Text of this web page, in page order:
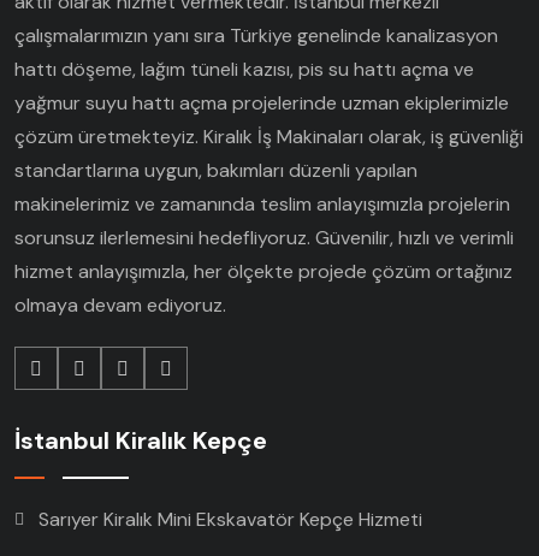
çalışmalarımızın yanı sıra Türkiye genelinde kanalizasyon
hattı döşeme, lağım tüneli kazısı, pis su hattı açma ve
yağmur suyu hattı açma projelerinde uzman ekiplerimizle
çözüm üretmekteyiz. Kiralık İş Makinaları olarak, iş güvenliği
standartlarına uygun, bakımları düzenli yapılan
makinelerimiz ve zamanında teslim anlayışımızla projelerin
sorunsuz ilerlemesini hedefliyoruz. Güvenilir, hızlı ve verimli
hizmet anlayışımızla, her ölçekte projede çözüm ortağınız
olmaya devam ediyoruz.
İstanbul Kiralık Kepçe
Sarıyer Kiralık Mini Ekskavatör Kepçe Hizmeti